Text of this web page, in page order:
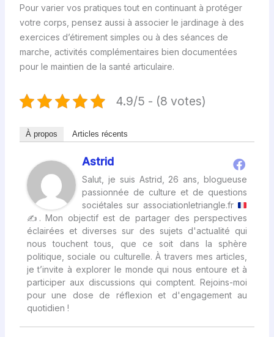
Pour varier vos pratiques tout en continuant à protéger
votre corps, pensez aussi à associer le jardinage à des
exercices d’étirement simples ou à des séances de
marche, activités complémentaires bien documentées
pour le maintien de la santé articulaire.
4.9/5 - (8 votes)
À propos Articles récents
Astrid
Salut, je suis Astrid, 26 ans, blogueuse
passionnée de culture et de questions
sociétales sur associationletriangle.fr
✍ . Mon objectif est de partager des perspectives
éclairées et diverses sur des sujets d'actualité qui
nous touchent tous, que ce soit dans la sphère
politique, sociale ou culturelle. À travers mes articles,
je t’invite à explorer le monde qui nous entoure et à
participer aux discussions qui comptent. Rejoins-moi
pour une dose de réflexion et d'engagement au
quotidien !